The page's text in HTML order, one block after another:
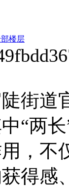
楼层
街道
“两
，不
得感